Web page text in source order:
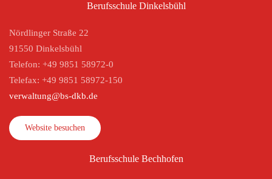
Berufsschule Dinkelsbühl
Nördlinger Straße 22
91550 Dinkelsbühl
Telefon: +49 9851 58972-0
Telefax: +49 9851 58972-150
verwaltung@bs-dkb.de
Website besuchen
Berufsschule Bechhofen